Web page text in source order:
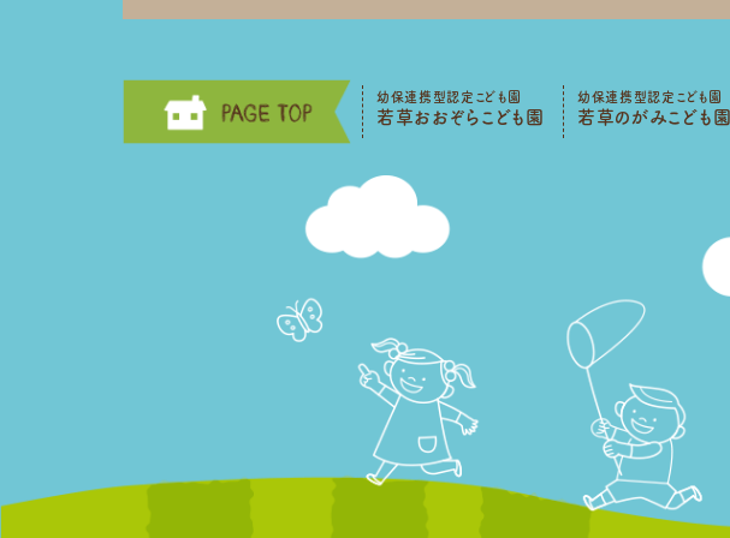
幼保連携型認定こども園
若草おおぞらこども園
幼保連携型認定こども園
若草のがみこども園